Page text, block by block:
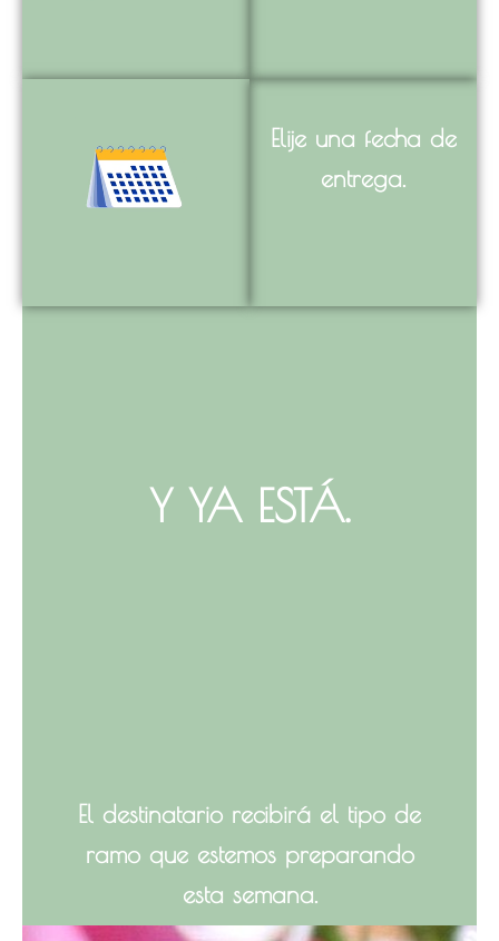
Elije una fecha de
entrega.
Y YA ESTÁ.
El destinatario recibirá el tipo de
ramo que estemos preparando
esta semana.